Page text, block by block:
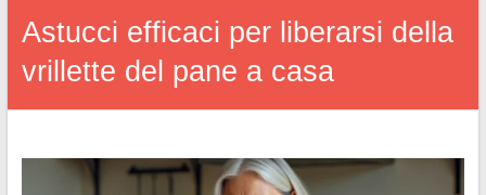
Astucci efficaci per liberarsi della
vrillette del pane a casa